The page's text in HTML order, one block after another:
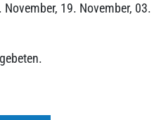
November, 19. November,